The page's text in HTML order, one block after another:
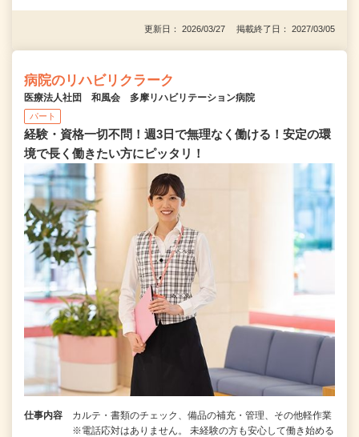
更新日： 2026/03/27 掲載終了日： 2027/03/05
病院のリハビリクラーク
医療法人社団 和風会 多摩リハビリテーション病院
パート
経験・資格一切不問！週3日で無理なく働ける！安定の環
境で長く働きたい方にピッタリ！
仕事内容
カルテ・書類のチェック、備品の補充・管理、その他軽作業
※電話応対はありません。 未経験の方も安心して働き始める